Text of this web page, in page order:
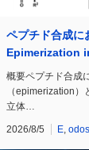
ペプチド合成に
Epimerization
概要ペプチド合成
（epimerization
立体…
2026/8/5 E,